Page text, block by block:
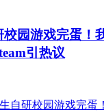
园游戏完蛋！
引热议